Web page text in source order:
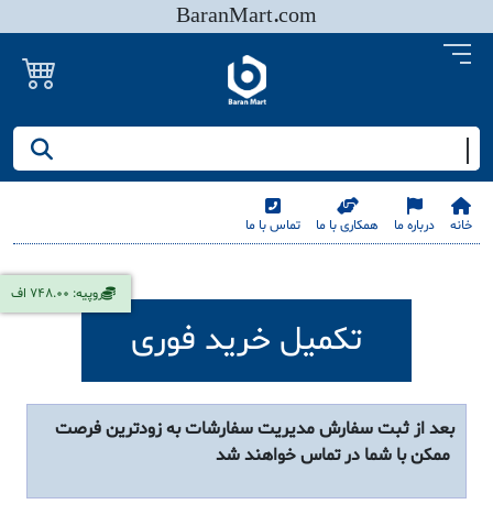
BaranMart.com
خانه درباره ما همکاری با ما تماس با ما
روپیه: 748.00 اف
تکمیل خرید فوری
بعد از ثبت سفارش مدیریت سفارشات به زودترین فرصت
ممکن با شما در تماس خواهند شد